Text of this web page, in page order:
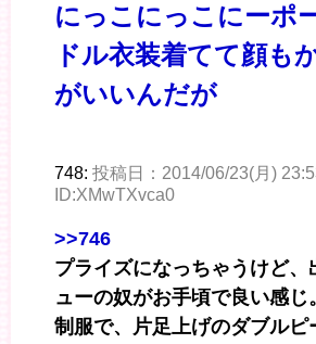
にっこにっこにーポ
ドル衣装着てて顔も
がいいんだが
748: 投稿日：2014/06/23(月)
ID:XMwTXvca0
>>746
プライズになっちゃうけど、
ューの奴がお手頃で良い感じ。
制服で、片足上げのダブルピ